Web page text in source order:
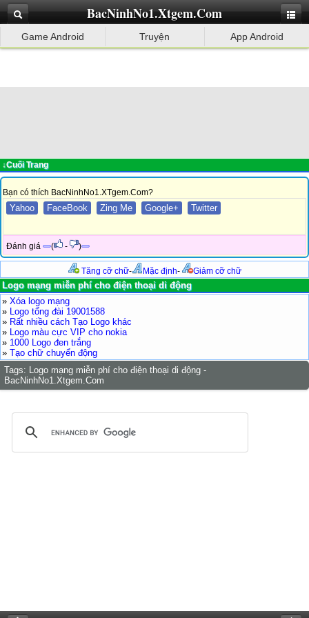
BacNinhNo1.Xtgem.Com
Game Android Truyện App Android
↓Cuối Trang
Bạn có thích BacNinhNo1.XTgem.Com?
Yahoo FaceBook Zing Me Google+ Twitter
Đánh giá ( - )
Tăng cỡ chữ- Mặc định- Giảm cỡ chữ
Logo mạng miễn phí cho điện thoại di động
» Xóa logo mạng
» Logo tổng đài 19001588
» Rất nhiều cách Tạo Logo khác
» Logo màu cực VIP cho nokia
» 1000 Logo đen trắng
» Tạo chữ chuyển động
Tags: Logo mạng miễn phí cho điện thoại di động -
BacNinhNo1.Xtgem.Com